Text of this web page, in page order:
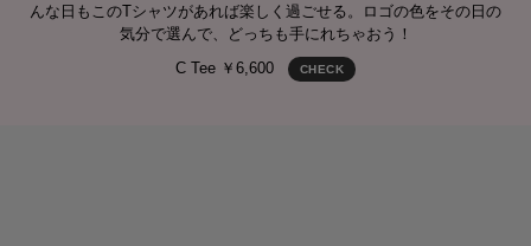
んな日もこのTシャツがあれば楽しく過ごせる。ロゴの色をその日の
気分で選んで、どっちも手にれちゃおう！
C Tee ￥6,600
CHECK